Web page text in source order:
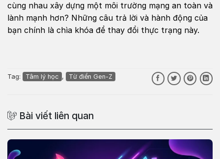
cùng nhau xây dựng một môi trường mạng an toàn và
lành mạnh hơn? Những câu trả lời và hành động của
bạn chính là chìa khóa để thay đổi thực trạng này.
Tag: Tâm lý học , Từ điển Gen-Z
Bài viết liên quan